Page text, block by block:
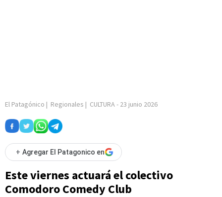
El Patagónico | Regionales | CULTURA- 23 junio 2026
+ Agregar El Patagonico en
Este viernes actuará el colectivo
Comodoro Comedy Club